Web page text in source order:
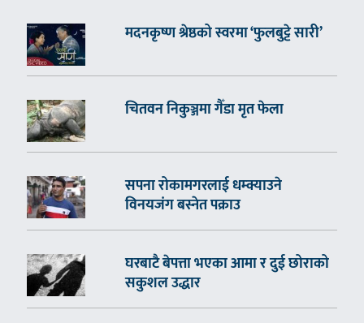
मदनकृष्ण श्रेष्ठको स्वरमा ‘फुलबुट्टे सारी’
चितवन निकुञ्जमा गैँडा मृत फेला
सपना रोकामगरलाई धम्क्याउने
विनयजंग बस्नेत पक्राउ
घरबाटै बेपत्ता भएका आमा र दुई छोराको
सकुशल उद्धार